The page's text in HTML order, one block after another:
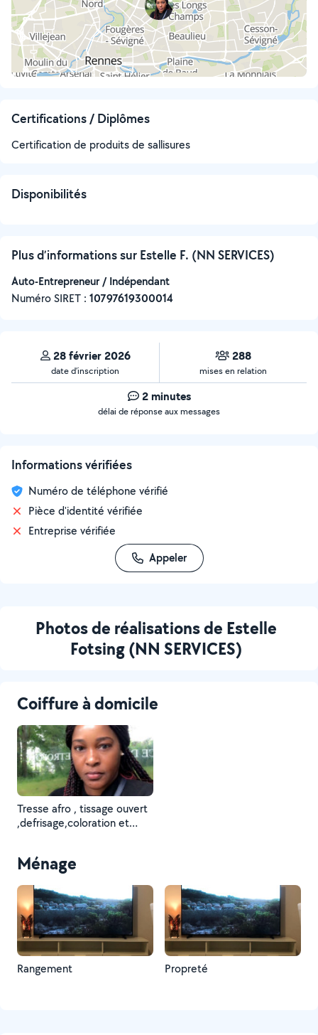
Certifications / Diplômes
Certification de produits de sallisures
Disponibilités
Plus d’informations sur Estelle F. (NN SERVICES)
Auto-Entrepreneur / Indépendant
Numéro SIRET : ‍10797619300014
28 février 2026
date d’inscription
288
mises en relation
2 minutes
délai de réponse aux messages
Informations vérifiées
Numéro de téléphone vérifié
Pièce d'identité vérifiée
Entreprise vérifiée
Appeler
Photos de réalisations de Estelle
Fotsing (NN SERVICES)
Coiffure à domicile
Tresse afro , tissage ouvert
,defrisage,coloration et
Ménage
Rangement Propreté